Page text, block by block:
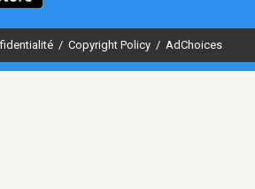
/ Copyright Policy / AdChoices